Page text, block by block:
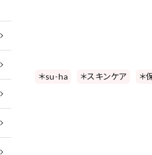
＊su-ha ＊スキンケア ＊